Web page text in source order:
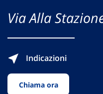
Via Alla
Indicazioni
Chiama ora